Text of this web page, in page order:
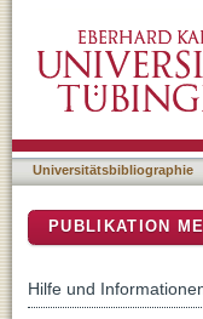
Universitätsbibliographie
PUBLIKATION
Hilfe und